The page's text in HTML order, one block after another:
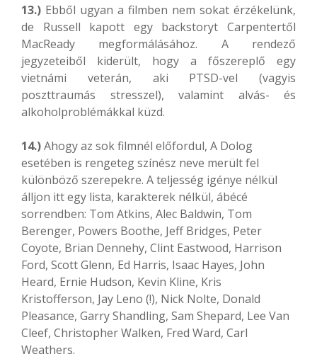
13.) Ebből ugyan a filmben nem sokat érzékelünk,
de Russell kapott egy backstoryt Carpentertől
MacReady megformálásához. A rendező
jegyzeteiből kiderült, hogy a főszereplő egy
vietnámi veterán, aki PTSD-vel (vagyis
poszttraumás stresszel), valamint alvás- és
alkoholproblémákkal küzd.
14.)Ahogy az sok filmnél előfordul, A Dolog
esetében is rengeteg színész neve merült fel
különböző szerepekre. A teljesség igénye nélkül
álljon itt egy lista, karakterek nélkül, ábécé
sorrendben: Tom Atkins, Alec Baldwin, Tom
Berenger, Powers Boothe, Jeff Bridges, Peter
Coyote, Brian Dennehy, Clint Eastwood, Harrison
Ford, Scott Glenn, Ed Harris, Isaac Hayes, John
Heard, Ernie Hudson, Kevin Kline, Kris
Kristofferson, Jay Leno (!), Nick Nolte, Donald
Pleasance, Garry Shandling, Sam Shepard, Lee Van
Cleef, Christopher Walken, Fred Ward, Carl
Weathers.